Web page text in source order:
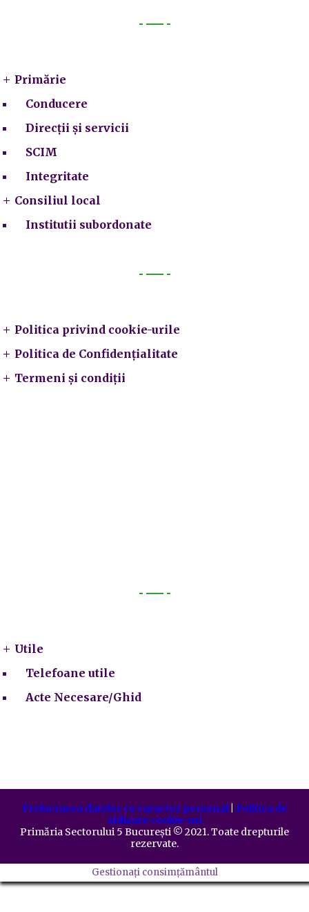
Primărie
Conducere
Direcții și servicii
SCIM
Integritate
Consiliul local
Institutii subordonate
Politica privind cookie-urile
Politica de Confidențialitate
Termeni și condiții
Utile
Telefoane utile
Acte Necesare/Ghid
Prelucrarea datelor cu caracter personal| Politica de
utilizare cookie-uri
Primăria Sectorului 5 București ©️ 2021. Toate drepturile
rezervate.
Gestionați consimțământul